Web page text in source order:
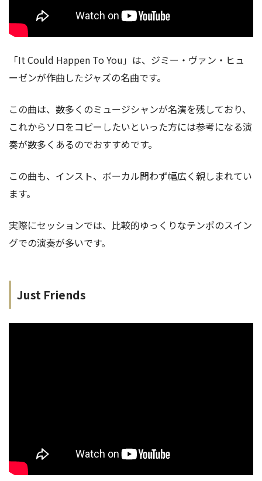
「It Could Happen To You」は、ジミー・ヴァン・ヒュ
ーゼンが作曲したジャズの名曲です。
この曲は、数多くのミュージシャンが名演を残しており、
これからソロをコピーしたいといった方には参考になる演
奏が数多くあるのでおすすめです。
この曲も、インスト、ボーカル問わず幅広く親しまれてい
ます。
実際にセッションでは、比較的ゆっくりなテンポのスイン
グでの演奏が多いです。
Just Friends